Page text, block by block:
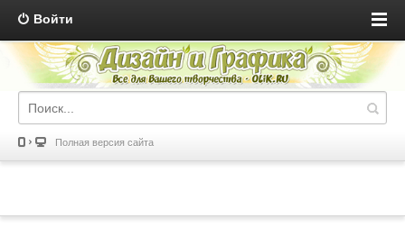
Войти
Полная версия сайта